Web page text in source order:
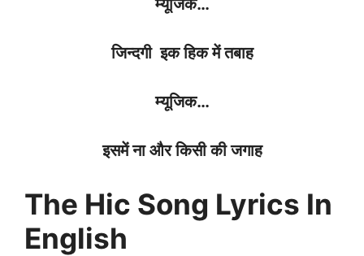
म्यूजिक…
जिन्दगी इक हिक में तबाह
म्यूजिक…
इसमें ना और किसी की जगाह
The Hic Song Lyrics In
English